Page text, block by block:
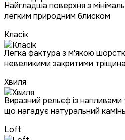
Найгладша поверхня з
легким природним блиском
Класік
Легка фактура з м'якою
невеликими закритими
Хвиля
Виразний рельєф із напливами
що нагадує натуральний камінь
Loft